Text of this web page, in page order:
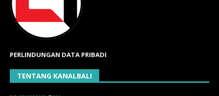
PERLINDUNGAN DATA PRIBADI
TENTANG KANALBALI